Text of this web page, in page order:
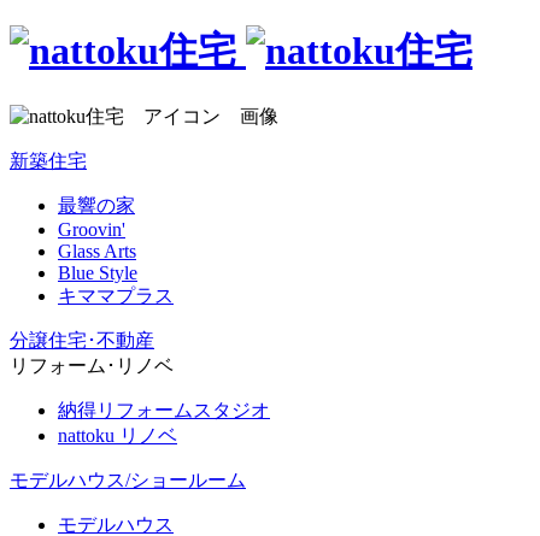
新築住宅
最響の家
Groovin'
Glass Arts
Blue Style
キママプラス
分譲住宅･不動産
リフォーム･リノベ
納得リフォームスタジオ
nattoku リノベ
モデルハウス/ショールーム
モデルハウス